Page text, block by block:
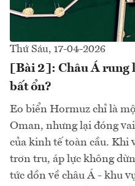
Thứ Sáu, 17-04-2026
[Bài 2]: Châu Á rung
bất ổn?
Eo biển Hormuz chỉ là
Oman, nhưng lại đóng
của kinh tế toàn cầu. Khi
trơn tru, áp lực không
tức dồn về châu Á - khu